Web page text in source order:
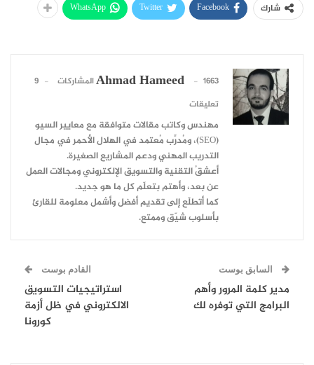
شارك Facebook
Twitter
WhatsApp
Ahmad Hameed 1663 المشاركات
9
تعليقات
مهندس وكاتب مقالات متوافقة مع معايير السيو
(SEO)، ومُدرِّب مُعتمد في الهلال الأحمر في مجال
التدريب المهني ودعم المشاريع الصغيرة.
أعشقُ التقنية والتسويق الإلكتروني ومجالات العمل
عن بعد، وأهتم بتعلّم كل ما هو جديد.
كما أتطلّع إلى تقديم أفضل وأشمل معلومة للقارئ
بأسلوب شيّق وممتع.
السابق بوست
مدير كلمة المرور وأهم
البرامج التي توفره لك
القادم بوست
استراتيجيات التسويق
الالكتروني في ظل أزمة
كورونا